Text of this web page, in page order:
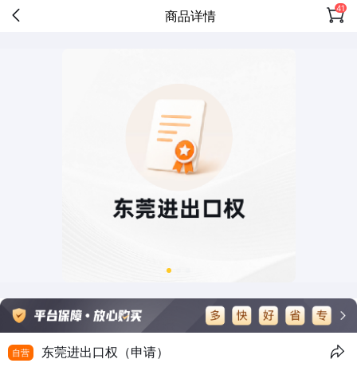
商品详情 41
自营 东莞进出口权（申请）